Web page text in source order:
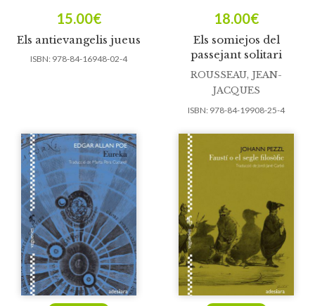
Els antievangelis jueus
15.00€
ISBN: 978-84-16948-02-4
Els somiejos del
passejant solitari
18.00€
ROUSSEAU, JEAN-
JACQUES
ISBN: 978-84-19908-25-4